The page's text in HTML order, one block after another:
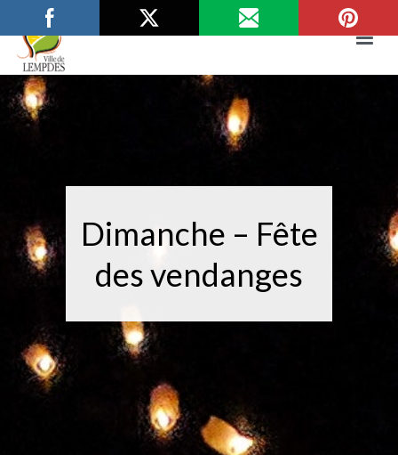
au
contenu
Mairie de Lempdes
Ville de Lempdes
Dimanche – Fête
des vendanges